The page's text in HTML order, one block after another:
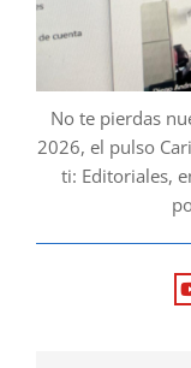
No te pierdas
2026, el pulso
ti: Editoriales,